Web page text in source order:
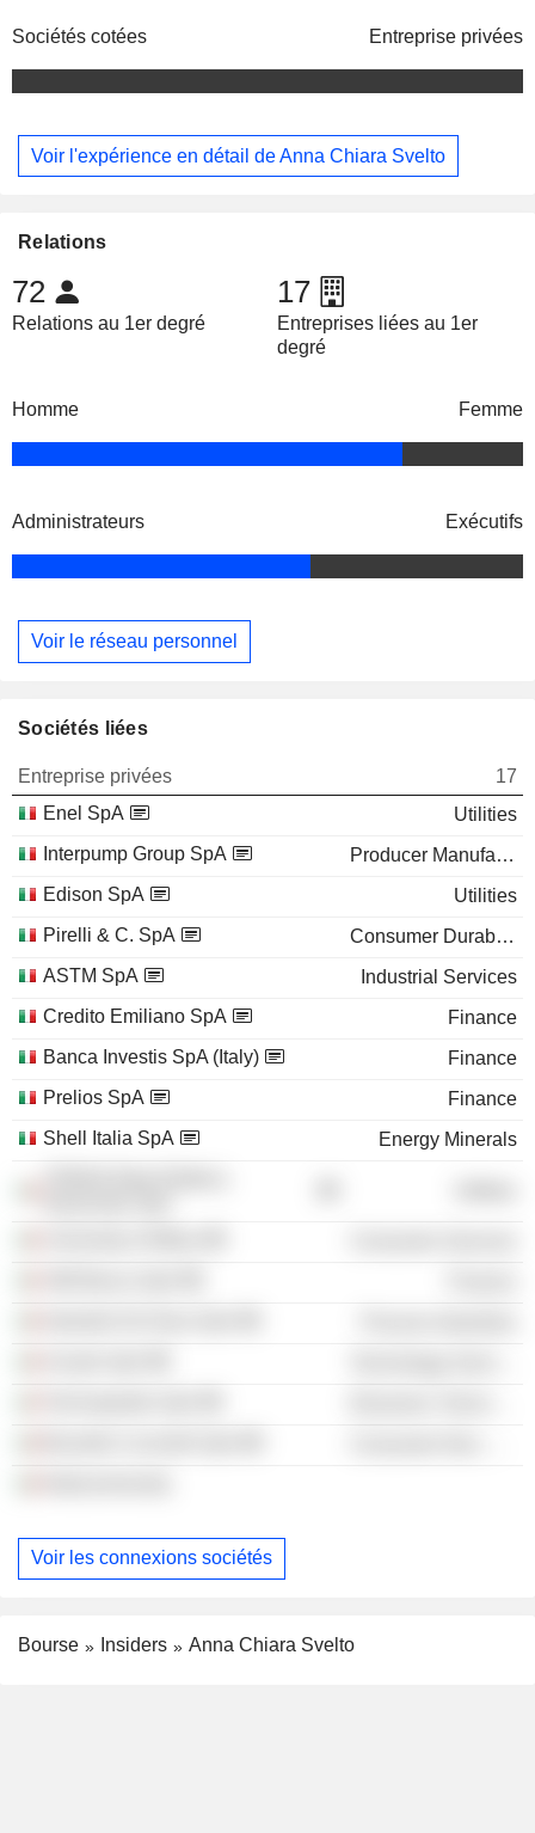
Sociétés cotées Entreprise privées
Voir l'expérience en détail de Anna Chiara Svelto
Relations
72
Relations au 1er degré
17
Entreprises liées au 1er
degré
Homme Femme
Administrateurs Exécutifs
Voir le réseau personnel
Sociétés liées
Entreprise privées
17
Enel SpA
Utilities
Interpump Group SpA
Producer Manufacturing
Edison SpA
Utilities
Pirelli & C. SpA
Consumer Durables
ASTM SpA
Industrial Services
Credito Emiliano SpA
Finance
Banca Investis SpA (Italy)
Finance
Prelios SpA
Finance
Shell Italia SpA
Energy Minerals
Voir les connexions sociétés
Bourse Insiders Anna Chiara Svelto